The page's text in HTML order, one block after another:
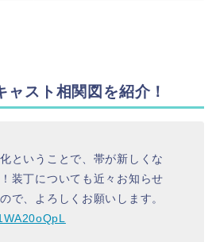
ャスト相関図を紹介！
ということで、帯が新しくな
装丁についても近々お知らせ
で、よろしくお願いします。